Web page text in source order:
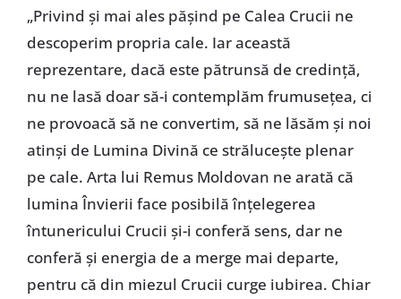
„Privind și mai ales pășind pe Calea Crucii ne
descoperim propria cale. Iar această
reprezentare, dacă este pătrunsă de credință,
nu ne lasă doar să-i contemplăm frumusețea, ci
ne provoacă să ne convertim, să ne lăsăm și noi
atinși de Lumina Divină ce strălucește plenar
pe cale. Arta lui Remus Moldovan ne arată că
lumina Învierii face posibilă înțelegerea
întunericului Crucii și-i conferă sens, dar ne
conferă și energia de a merge mai departe,
pentru că din miezul Crucii curge iubirea. Chiar